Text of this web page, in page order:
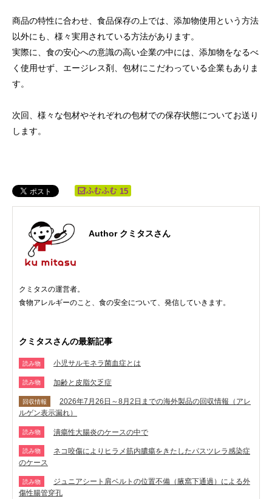
商品の特性に合わせ、食品保存の上では、添加物使用という方法
以外にも、様々実用されている方法があります。
実際に、食の安心への意識の高い企業の中には、添加物をなるべ
く使用せず、エージレス剤、包材にこだわっている企業もありま
す。
次回、様々な包材やそれぞれの包材での保存状態についてお送り
します。
15
Author クミタスさん
クミタスの運営者。
食物アレルギーのこと、食の安全について、発信していきます。
クミタスさんの最新記事
読み物 小児サルモネラ菌血症とは
読み物 加齢と皮脂欠乏症
回収情報
2026年7月26日～8月2日までの海外製品の回収情報（アレ
ルゲン表示漏れ）
読み物 潰瘍性大腸炎のケースの中で
読み物
ネコ咬傷によりヒラメ筋内膿瘍をきたしたパスツレラ感染症
のケース
読み物
ジュニアシート肩ベルトの位置不備（腋窩下通過）による外
傷性腸管穿孔